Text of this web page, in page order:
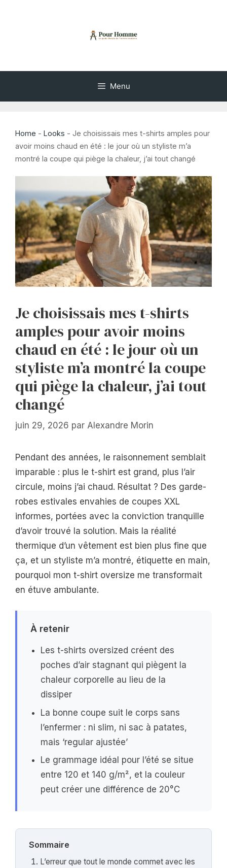
Menu
Home - Looks - Je choisissais mes t-shirts amples pour
avoir moins chaud en été : le jour où un styliste m’a
montré la coupe qui piège la chaleur, j’ai tout changé
Je choisissais mes t-shirts
amples pour avoir moins
chaud en été : le jour où un
styliste m’a montré la coupe
qui piège la chaleur, j’ai tout
changé
juin 29, 2026 par Alexandre Morin
Pendant des années, le raisonnement semblait
imparable : plus le t-shirt est grand, plus l’air
circule, moins j’ai chaud. Résultat ? Des garde-
robes estivales envahies de coupes XXL
informes, portées avec la conviction tranquille
d’avoir trouvé la solution. Mais la réalité
thermique d’un vêtement est bien plus fine que
ça, et un styliste m’a montré, étiquette en main,
pourquoi mon t-shirt oversize me transformait
en étuve ambulante.
À retenir
Les t-shirts oversized créent des
poches d’air stagnant qui piègent la
chaleur corporelle au lieu de la
dissiper
La bonne coupe suit le corps sans
l’enfermer : ni slim, ni sac à patates,
mais ‘regular ajustée’
Le grammage idéal pour l’été se situe
entre 120 et 140 g/m², et la couleur
peut créer une différence de 20°C
Sommaire
L’erreur que tout le monde commet avec les